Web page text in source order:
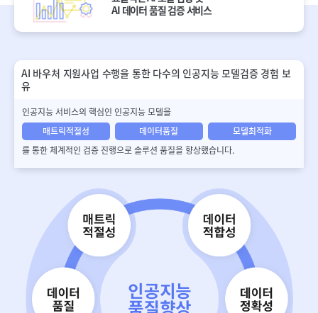
AI 데이터 품질 검증서비스
AI 바우처 지원사업 수행을 통한 다수의 인공지능 모델검증 경험 보
유
인공지능 서비스의 핵심인 인공지능 모델을
매트릭적절성
데이터품질
모델최적화
를 통한 체계적인 검증 진행으로 솔루션 품질을 향상했습니다.